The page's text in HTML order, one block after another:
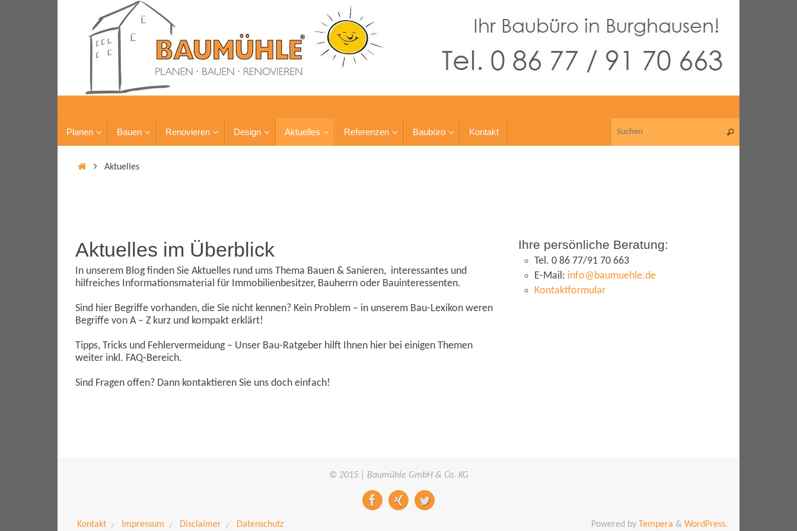
Planen Bauen Renovieren Design Aktuelles Referenzen Baubüro Kontakt
Aktuelles
Aktuelles im Überblick
In unserem Blog finden Sie Aktuelles rund ums Thema Bauen & Sanieren, interessantes und
hilfreiches Informationsmaterial für Immobilienbesitzer, Bauherrn oder Bauinteressenten.
Sind hier Begriffe vorhanden, die Sie nicht kennen? Kein Problem – in unserem Bau-Lexikon weren
Begriffe von A – Z kurz und kompakt erklärt!
Tipps, Tricks und Fehlervermeidung – Unser Bau-Ratgeber hilft Ihnen hier bei einigen Themen
weiter inkl. FAQ-Bereich.
Sind Fragen offen? Dann kontaktieren Sie uns doch einfach!
Ihre persönliche Beratung:
Tel. 0 86 77/91 70 663
E-Mail: info@baumuehle.de
Kontaktformular
© 2015 | Baumühle GmbH & Co. KG
Kontakt Impressum Disclaimer Datenschutz Powered by Tempera & WordPress.